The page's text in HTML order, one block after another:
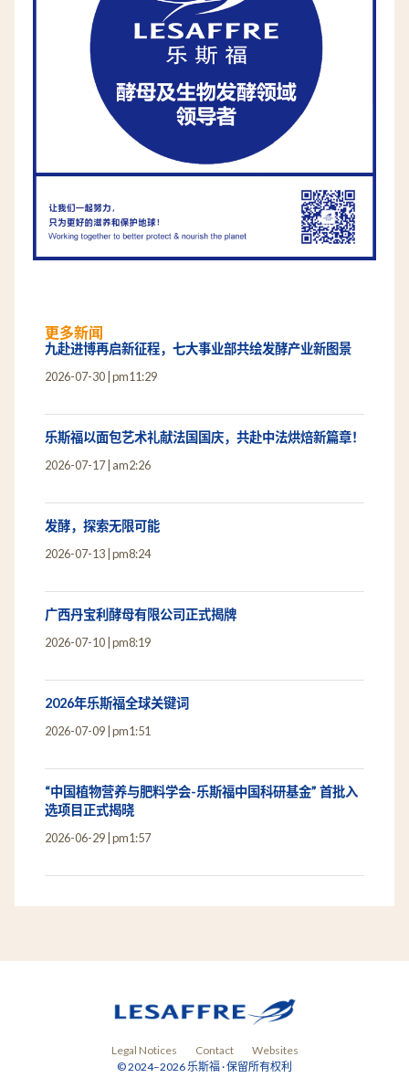
更多新闻
九赴进博再启新征程，七大事业部共绘发酵产业新图景
2026-07-30 pm11:29
乐斯福以面包艺术礼献法国国庆，共赴中法烘焙新篇章！
2026-07-17 am2:26
发酵，探索无限可能
2026-07-13 pm8:24
广西丹宝利酵母有限公司正式揭牌
2026-07-10 pm8:19
2026年乐斯福全球关键词
2026-07-09 pm1:51
“中国植物营养与肥料学会-乐斯福中国科研基金” 首批入
选项目正式揭晓
2026-06-29 pm1:57
© 2024–2026 乐斯福 · 保留所有权利
Legal Notices Contact Websites